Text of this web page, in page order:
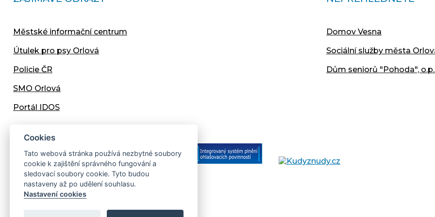
Městské informační centrum
Útulek pro psy Orlová
Policie ČR
SMO Orlová
Portál IDOS
Domov Vesna
Sociální služby města
Dům seniorů "Pohoda",
Copyright © 2013 - 2026 Městský úřad Orlová
Cookies
Tato webová stránka používá nezbytné soubory
cookie k zajištění správného fungování a
sledovací soubory cookie. Tyto budou
nastaveny až po udělení souhlasu.
Nastavení cookies